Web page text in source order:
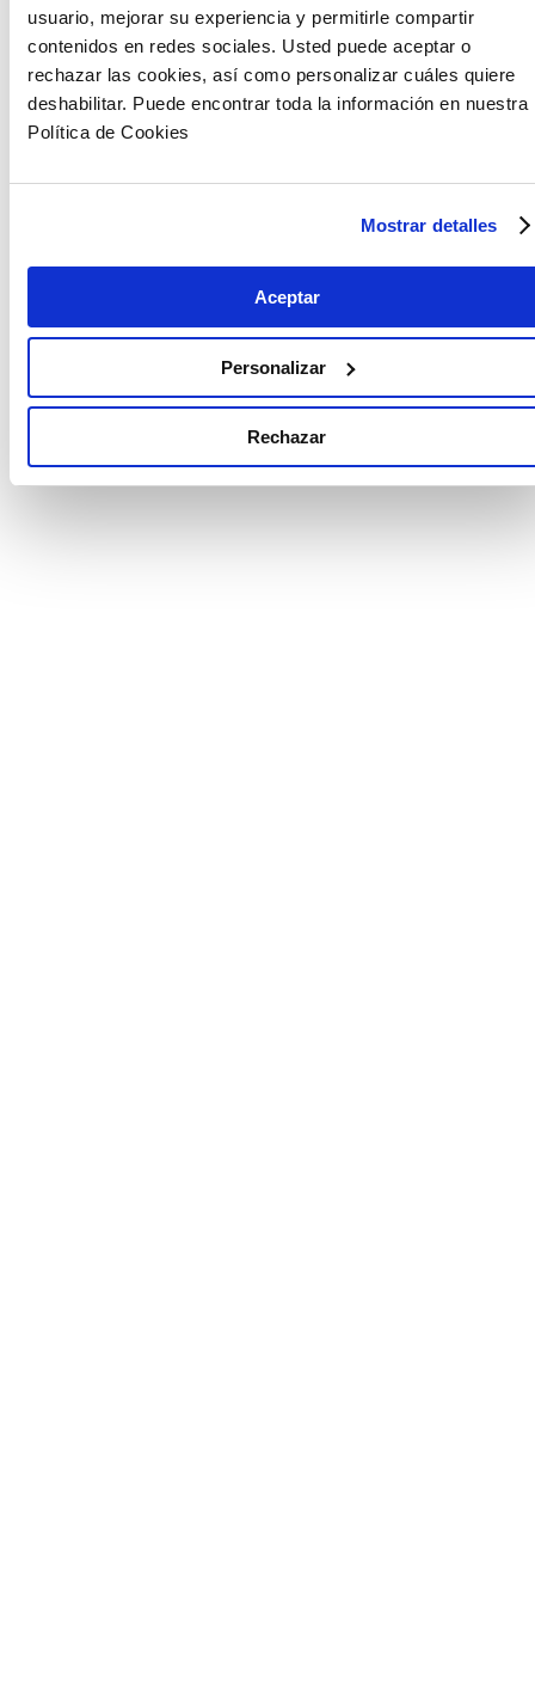
usuario, mejorar su experiencia y permitirle compartir
contenidos en redes sociales. Usted puede aceptar o
rechazar las cookies, así como personalizar cuáles quiere
deshabilitar. Puede encontrar toda la información en nuestra
Política de Cookies
Mostrar detalles
Aceptar
Personalizar
Rechazar